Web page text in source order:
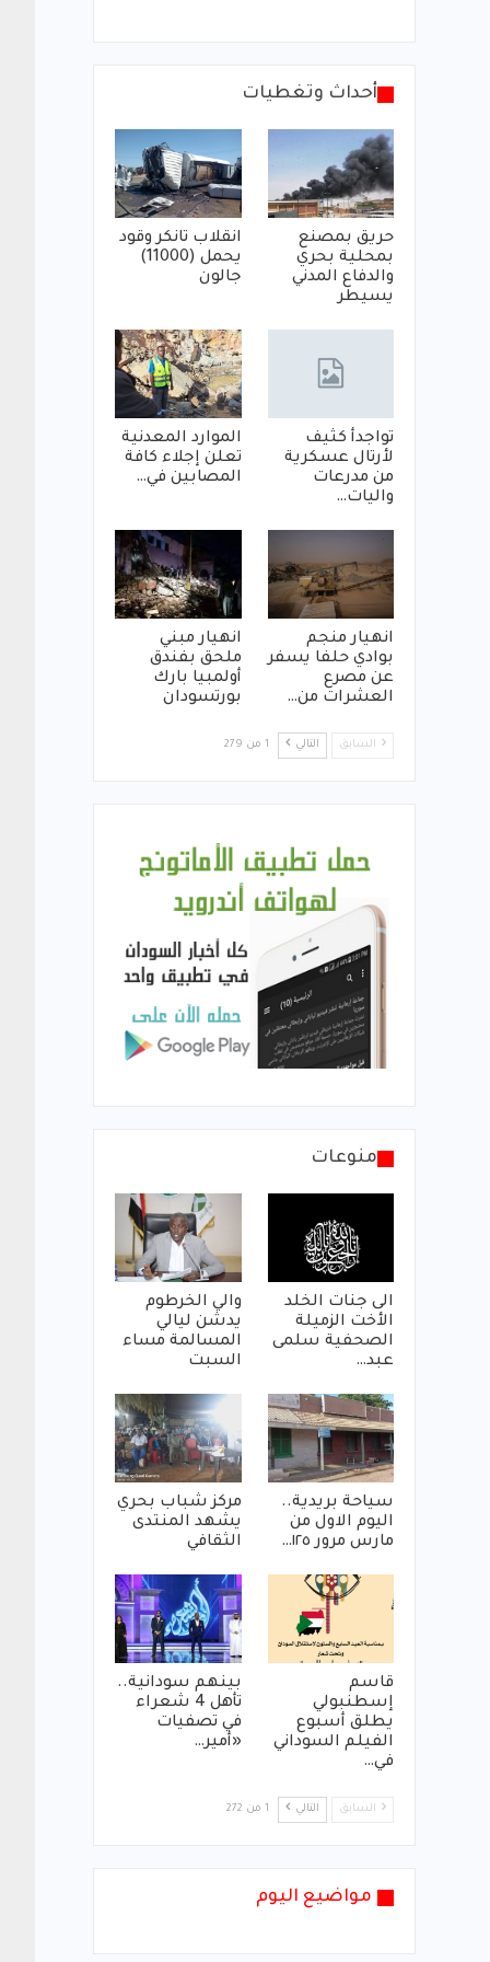
أحداث وتغطيات
حريق بمصنع
بمحلية بحري
والدفاع المدني
يسيطر
انقلاب تانكر وقود
يحمل (11000)
جالون
تواجدأ كثيف
لأرتال عسكرية
من مدرعات
واليات…
الموارد المعدنية
تعلن إجلاء كافة
المصابين في…
انهيار منجم
بوادي حلفا يسفر
عن مصرع
العشرات من…
انهيار مبني
ملحق بفندق
أولمبيا بارك
بورتسودان
السابق التالي 1 من 279
منوعات
الى جنات الخلد
الأخت الزميلة
الصحفية سلمى
عبد…
والي الخرطوم
يدشن ليالي
المسالمة مساء
السبت
سياحة بريدية..
اليوم الاول من
مارس مرور ١٢٥…
مركز شباب بحري
يشهد المنتدى
الثقافي
قاسم
إسطنبولي
يطلق أسبوع
الفيلم السوداني
في…
بينهم سودانية..
تأهل 4 شعراء
في تصفيات
«أمير…
السابق التالي 1 من 272
مواضيع اليوم